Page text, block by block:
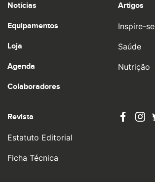
Notícias
Equipamentos
Loja
Agenda
Colaboradores
Artigos
Inspire-se
Saúde
Nutrição
Revista
Estatuto Editorial
Ficha Técnica